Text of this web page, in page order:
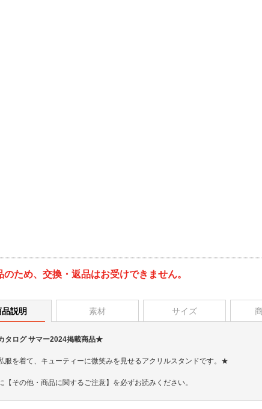
ため、交換・返品はお受けできません。
説明 素材 サイズ
タログ サマー2024掲載商品★
服を着て、キューティーに微笑みを見せるアクリルスタンドです。★
【その他・商品に関するご注意】を必ずお読みください。